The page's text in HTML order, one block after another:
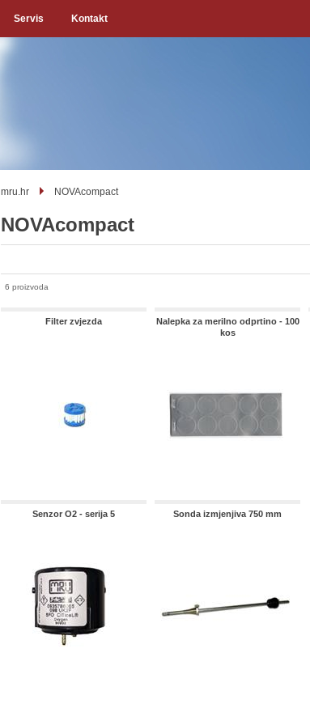
Servis Kontakt
mru.hr NOVAcompact
NOVAcompact
6 proizvoda
Filter zvjezda
Nalepka za merilno odprtino - 100
kos
Senzor O2 - serija 5 Sonda izmjenjiva 750 mm